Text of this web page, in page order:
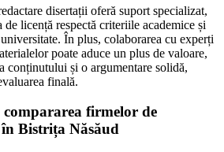
disertații oferă suport specializat,
de licență respectă criteriile academice și
În plus, colaborarea cu experți
poate aduce un plus de valoare,
conținutului și o argumentare solidă,
finală.
compararea firmelor de
Bistrița Năsăud